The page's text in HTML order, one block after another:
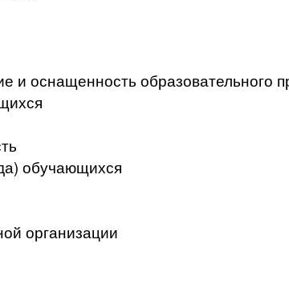
и оснащенность образовательного
обучающихся
организации